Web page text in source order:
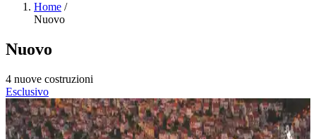
Home /
Nuovo
Nuovo
4 nuove costruzioni
Esclusivo